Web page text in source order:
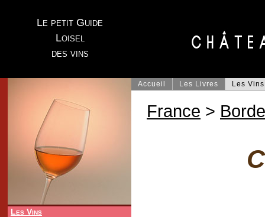
Le petit Guide
Loisel
des vins
Les Vins
Accueil Les Livres Les Vins
France >